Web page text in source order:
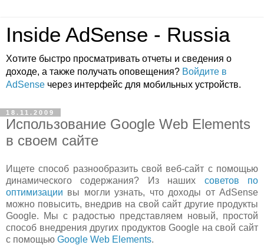
Inside AdSense - Russia
Хотите быстро просматривать отчеты и сведения о
доходе, а также получать оповещения? Войдите в
AdSense через интерфейс для мобильных устройств.
18.11.2009
Использование Google Web Elements
в своем сайте
Ищете способ разнообразить свой веб-сайт с помощью
динамического содержания? Из наших советов по
оптимизации вы могли узнать, что доходы от AdSense
можно повысить, внедрив на свой сайт другие продукты
Google. Мы с радостью представляем новый, простой
способ внедрения других продуктов Google на свой сайт
с помощью Google Web Elements.